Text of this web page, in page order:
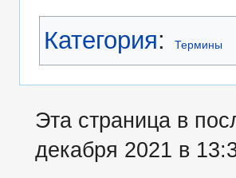
Категория: Термины
Эта страница в
декабря 2021 в